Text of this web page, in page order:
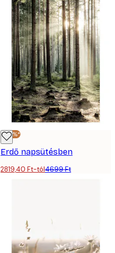
-40%*
Erdő napsütésben
2819,40 Ft-tól4699 Ft